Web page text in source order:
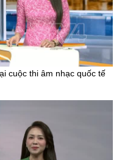
cuộc thi âm nhạc quốc tế